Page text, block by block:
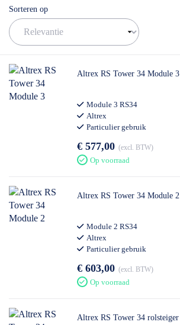
Sorteren op
Altrex RS Tower 34 Module 3
Module 3 RS34
Altrex
Particulier gebruik
€ 577,00 excl. BTW
Op voorraad
Altrex RS Tower 34 Module 2
Module 2 RS34
Altrex
Particulier gebruik
€ 603,00 excl. BTW
Op voorraad
Altrex RS Tower 34 rolsteiger